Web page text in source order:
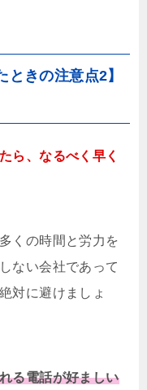
ときの注意点2】
ら、なるべく早く
くの時間と労力を
ない会社であって
対に避けましょ
る電話が好ましい